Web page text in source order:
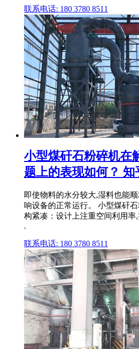
联系电话: 180 3780 8511
小型煤矸石粉碎机在
题上的表现如何？ 知
即使物料的水分较大,湿料也能
响设备的正常运行。 小型煤矸
构紧凑：设计上注重空间利用率
.
联系电话: 180 3780 8511